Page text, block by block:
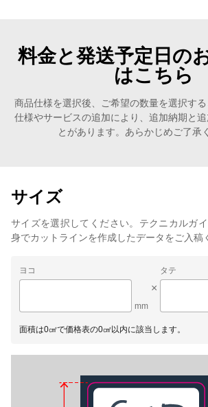
料金と発送予定日の
はこちら
商品仕様を選択後、ご希望の数量を選択する
仕様やサービスの追加により、追加納期と
とがあります。あらかじめご了承
サイズ
サイズを選択してください。テクニカルガ
身でカットラインを作成したデータをご入稿
ヨコ
mm
×
タテ
面積は0㎠で価格表の0㎠以内に該当します。